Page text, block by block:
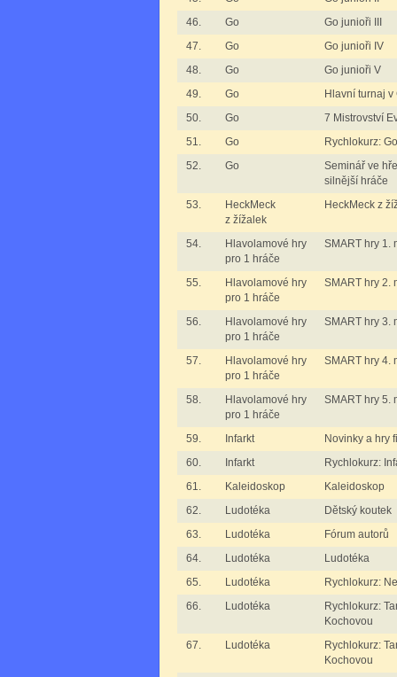
46.
Go
Go junioři III
47.
Go
Go junioři IV
48.
Go
Go junioři V
49.
Go
Hlavní turnaj v
50.
Go
7 Mistrovství
51.
Go
Rychlokurz:
52.
Go
Seminář ve
silnější hráče
53.
HeckMeck
z žížalek
HeckMeck z
54.
Hlavolamové hry
pro 1 hráče
SMART hry 1.
55.
Hlavolamové hry
pro 1 hráče
SMART hry 2.
56.
Hlavolamové hry
pro 1 hráče
SMART hry 3.
57.
Hlavolamové hry
pro 1 hráče
SMART hry 4.
58.
Hlavolamové hry
pro 1 hráče
SMART hry 5.
59. Infarkt
Novinky a hry
60.
Infarkt
Rychlokurz:
61.
Kaleidoskop
Kaleidoskop
62.
Ludotéka
Dětský koutek
63.
Ludotéka
Fórum autorů
64.
Ludotéka
Ludotéka
65.
Ludotéka
Rychlokurz:
66.
Ludotéka
Rychlokurz:
Kochovou
67.
Ludotéka
Rychlokurz:
Kochovou